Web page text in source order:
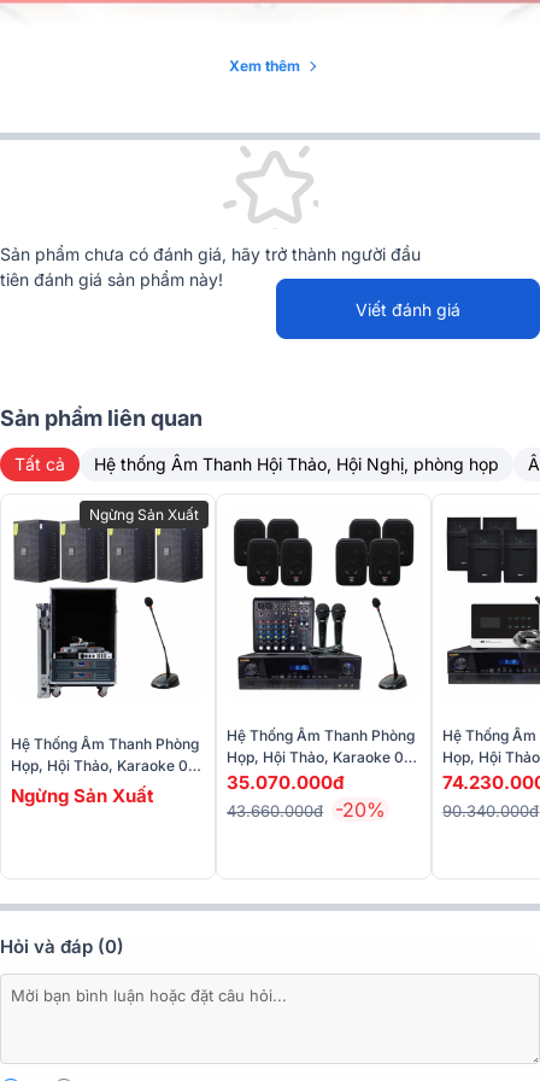
Đặc điểm chi tiết thiết bị có trong hệ thống:
Loa treo tường ITC ITC T-776S
Loa ITC T-776S là mẫu loa treo tường được thiết kế để đáp ứng nhu
cầu phát nhạc nền và thông báo tại các khu vực ngoài trời, mang lại
chất lượng âm thanh ổn định và rõ ràng.
Xem thêm
Sản phẩm chưa có đánh giá, hãy trở thành người đầu
tiên đánh giá sản phẩm này!
Viết đánh giá
Sản phẩm liên quan
Tất cả Hệ thống Âm Thanh Hội Thảo, Hội Nghị, phòng họp
Ngừng Sản Xuất
Hệ Thống Âm Thanh Phòng
Họp, Hội Thảo, Karaoke 03
(60-80m, DP6120 Max,
BPA-8200, X6 Luxury, BBS
Ngừng Sản Xuất
Hệ Thống Âm Thanh Phòng
Họp, Hội Thảo, Karaoke 05
(50-60m, JBL Control 1 Pro,
BIK BJ-A88, Truemix600,
BIK Pro 8x, X-26A)
35.070.000đ
43.660.000đ -20%
Hệ Thống
Họp, Hội
90.340.000đ
Hỏi và đáp (0)